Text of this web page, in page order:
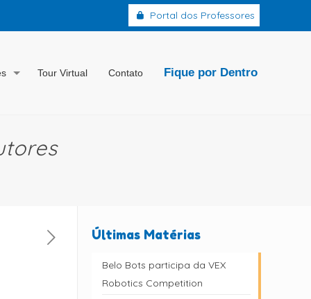
Portal dos Professores
Tour Virtual Contato Fique por Dentro
Últimas Matérias
Belo Bots participa da VEX
Robotics Competition